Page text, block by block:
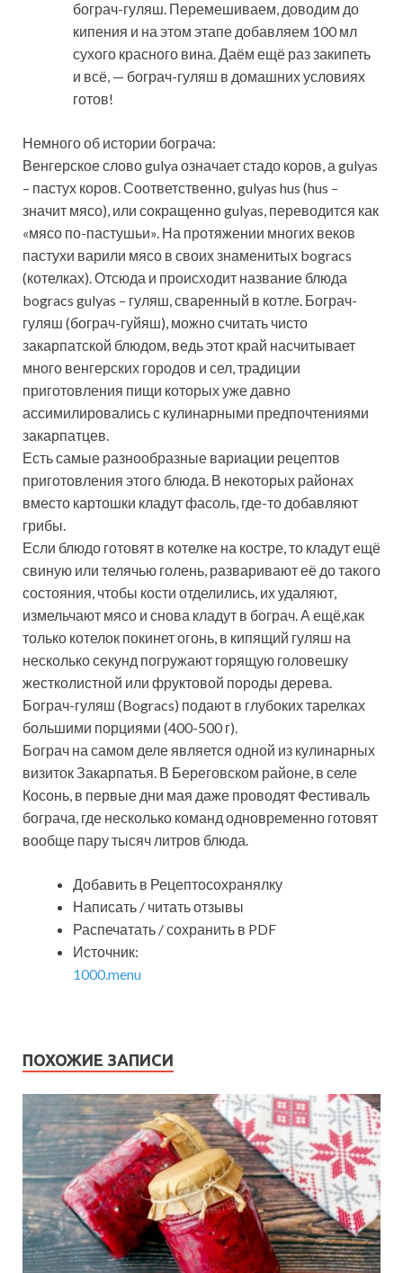
бограч-гуляш. Перемешиваем, доводим до
кипения и на этом этапе добавляем 100 мл
сухого красного вина. Даём ещё раз закипеть
и всё, — бограч-гуляш в домашних условиях
готов!
Немного об истории бограча:
Венгерское слово gulya означает стадо коров, а gulyas
– пастух коров. Соответственно, gulyas hus (hus –
значит мясо), или сокращенно gulyas, переводится как
«мясо по-пастушьи». На протяжении многих веков
пастухи варили мясо в своих знаменитых bogracs
(котелках). Отсюда и происходит название блюда
bogracs gulyas – гуляш, сваренный в котле. Бограч-
гуляш (бограч-гуйяш), можно считать чисто
закарпатской блюдом, ведь этот край насчитывает
много венгерских городов и сел, традиции
приготовления пищи которых уже давно
ассимилировались с кулинарными предпочтениями
закарпатцев.
Есть самые разнообразные вариации рецептов
приготовления этого блюда. В некоторых районах
вместо картошки кладут фасоль, где-то добавляют
грибы.
Если блюдо готовят в котелке на костре, то кладут ещё
свиную или телячью голень, разваривают её до такого
состояния, чтобы кости отделились, их удаляют,
измельчают мясо и снова кладут в бограч. А ещё,как
только котелок покинет огонь, в кипящий гуляш на
несколько секунд погружают горящую головешку
жестколистной или фруктовой породы дерева.
Бограч-гуляш (Bogracs) подают в глубоких тарелках
большими порциями (400-500 г).
Бограч на самом деле является одной из кулинарных
визиток Закарпатья. В Береговском районе, в селе
Косонь, в первые дни мая даже проводят Фестиваль
бограча, где несколько команд одновременно готовят
вообще пару тысяч литров блюда.
Добавить в Рецептосохранялку
Написать / читать отзывы
Распечатать / сохранить в PDF
Источник:
1000.menu
ПОХОЖИЕ ЗАПИСИ